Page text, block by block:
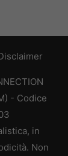
- Codice
in
Non